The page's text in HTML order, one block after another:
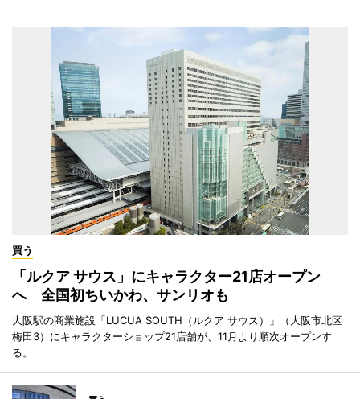
買う
「ルクア サウス」にキャラクター21店オープン
へ 全国初ちいかわ、サンリオも
大阪駅の商業施設「LUCUA SOUTH（ルクア サウス）」（大阪市北区
梅田3）にキャラクターショップ21店舗が、11月より順次オープンす
る。